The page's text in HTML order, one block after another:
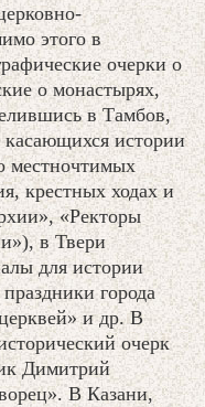
этого в
очерки о
о монастырях,
в Тамбов,
истории
местночтимых
крестных ходах и
«Ректоры
в Твери
для истории
города
и др. В
очерк
Димитрий
В Казани,